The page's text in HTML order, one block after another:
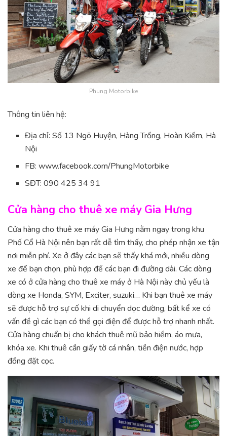
Phung Motorbike
Thông tin liên hệ:
Địa chỉ: Số 13 Ngõ Huyện, Hàng Trống, Hoàn Kiếm, Hà
Nội
FB: www.facebook.com/PhungMotorbike
SĐT: 090 425 34 91
Cửa hàng cho thuê xe máy Gia Hưng
Cửa hàng cho thuê xe máy Gia Hưng nằm ngay trong khu
Phố Cổ Hà Nội nên bạn rất dễ tìm thấy, cho phép nhận xe tận
nơi miễn phí. Xe ở đây các bạn sẽ thấy khá mới, nhiều dòng
xe để bạn chọn, phù hợp để các bạn đi đường dài. Các dòng
xe có ở cửa hàng cho thuê xe máy ở Hà Nội này chủ yếu là
dòng xe Honda, SYM, Exciter, suzuki… Khi bạn thuê xe máy
sẽ được hỗ trợ sự cố khi di chuyển dọc đường, bất kể xe có
vấn đề gì các bạn có thể gọi điện để được hỗ trợ nhanh nhất.
Cửa hàng chuẩn bị cho khách thuê mũ bảo hiểm, áo mưa,
khóa xe. Khi thuê cần giấy tờ cá nhân, tiền điện nước, hợp
đồng đặt cọc.